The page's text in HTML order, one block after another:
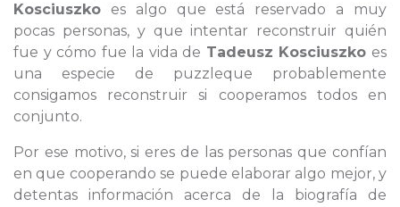
Kosciuszko es algo que está reservado a muy
pocas personas, y que intentar reconstruir quién
fue y cómo fue la vida de Tadeusz Kosciuszko es
una especie de puzzleque probablemente
consigamos reconstruir si cooperamos todos en
conjunto.
Por ese motivo, si eres de las personas que confían
en que cooperando se puede elaborar algo mejor, y
detentas información acerca de la biografía de